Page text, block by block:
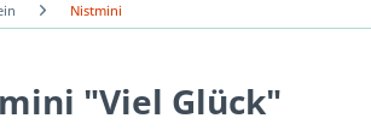
Nistmini
"Viel Glück"